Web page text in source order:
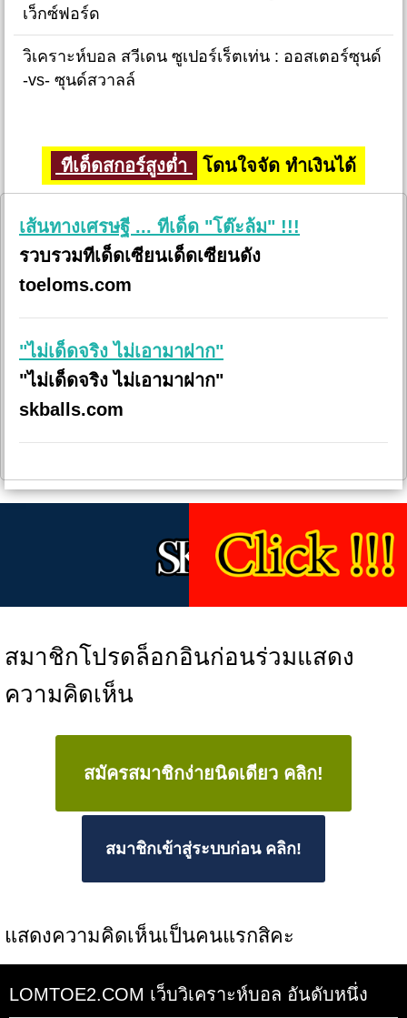
เว็กซ์ฟอร์ด
วิเคราะห์บอล สวีเดน ซูเปอร์เร็ตเท่น : ออสเตอร์ซุนด์
-vs- ซุนด์สวาลล์
ทีเด็ดสกอร์สูงต่ำ โดนใจจัด ทำเงินได้
เส้นทางเศรษฐี ... ทีเด็ด "โต๊ะล้ม" !!!
รวบรวมทีเด็ดเซียนเด็ดเซียนดัง
toeloms.com
"ไม่เด็ดจริง ไม่เอามาฝาก"
"ไม่เด็ดจริง ไม่เอามาฝาก"
skballs.com
สมาชิกโปรดล็อกอินก่อนร่วมแสดง
ความคิดเห็น
สมัครสมาชิกง่ายนิดเดียว คลิก!
สมาชิกเข้าสู่ระบบก่อน คลิก!
แสดงความคิดเห็นเป็นคนแรกสิคะ
LOMTOE2.COM เว็บวิเคราะห์บอล อันดับหนึ่ง